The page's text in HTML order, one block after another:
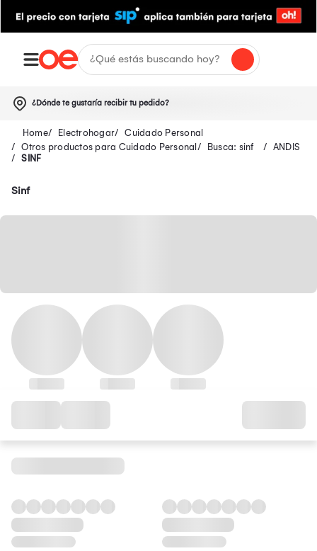
¿Dónde te gustaría recibir tu pedido?
Electrohogar
Cuidado Personal
Otros productos para Cuidado Personal
Busca: sinf
ANDIS
SINF
Sinf